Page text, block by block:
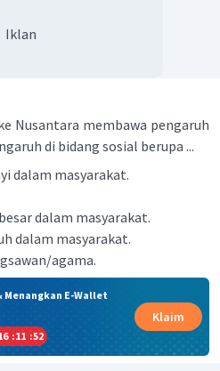
Iklan
Nusantara membawa pengaruh
di bidang sosial berupa ...
dalam masyarakat.
dalam masyarakat.
dalam masyarakat.
agama.
Menangkan E-Wallet
:11 :52
Klaim